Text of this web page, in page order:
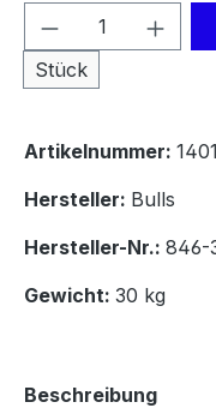
Produkt
Stück
Artikelnummer:
Hersteller: Bulls
Hersteller-Nr.: 846-
Gewicht: 30 kg
Beschreibung